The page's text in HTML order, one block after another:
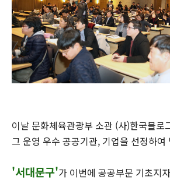
이날 문화체육관광부 소관 (사)한국블로
그 운영 우수 공공기관, 기업을 선정하여
'서대문구'가 이번에 공공부문 기초지